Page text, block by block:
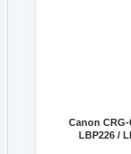
Canon
LBP226 /